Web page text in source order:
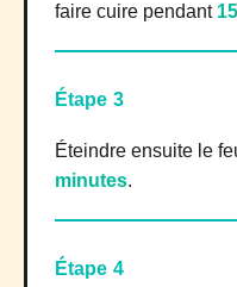
faire cuire pendant
Étape 3
Éteindre ensuite le
minutes.
Étape 4